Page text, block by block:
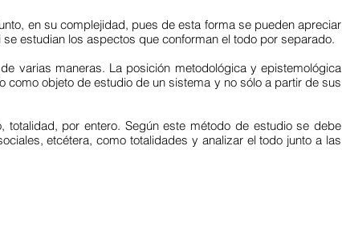
en su complejidad, pues de esta forma se pueden apreciar
estudian los aspectos que conforman el todo por separado.
varias maneras. La posición metodológica y epistemológica
objeto de estudio de un sistema y no sólo a partir de sus
por entero. Según este método de estudio se debe
etcétera, como totalidades y analizar el todo junto a las